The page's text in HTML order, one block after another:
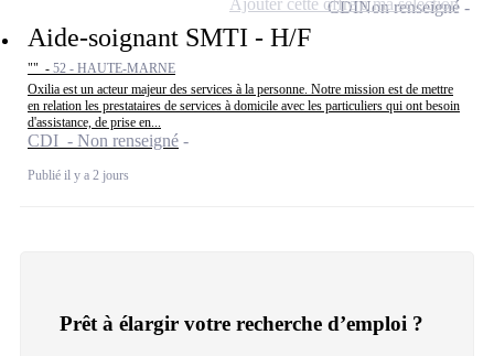
Aide-soignant SMTI - H/F
"" - 52 - HAUTE-MARNE
Oxilia est un acteur majeur des services à la personne. Notre mission est de mettre
en relation les prestataires de services à domicile avec les particuliers qui ont besoin
d'assistance, de prise en...
CDI - Non renseigné
Publié il y a 2 jours
CDINon renseigné
Ajouter cette offre à ma sélection
Prêt à élargir votre recherche d’emploi ?